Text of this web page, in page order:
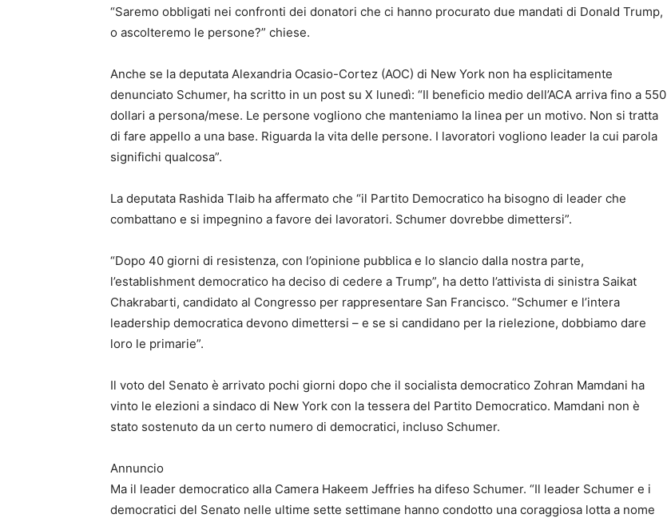
“Saremo obbligati nei confronti dei donatori che ci hanno procurato due mandati di Donald Trump,
o ascolteremo le persone?” chiese.
Anche se la deputata Alexandria Ocasio-Cortez (AOC) di New York non ha esplicitamente
denunciato Schumer, ha scritto in un post su X lunedì: “Il beneficio medio dell’ACA arriva fino a 550
dollari a persona/mese. Le persone vogliono che manteniamo la linea per un motivo. Non si tratta
di fare appello a una base. Riguarda la vita delle persone. I lavoratori vogliono leader la cui parola
significhi qualcosa”.
La deputata Rashida Tlaib ha affermato che “il Partito Democratico ha bisogno di leader che
combattano e si impegnino a favore dei lavoratori. Schumer dovrebbe dimettersi”.
“Dopo 40 giorni di resistenza, con l’opinione pubblica e lo slancio dalla nostra parte,
l’establishment democratico ha deciso di cedere a Trump”, ha detto l’attivista di sinistra Saikat
Chakrabarti, candidato al Congresso per rappresentare San Francisco. “Schumer e l’intera
leadership democratica devono dimettersi – e se si candidano per la rielezione, dobbiamo dare
loro le primarie”.
Il voto del Senato è arrivato pochi giorni dopo che il socialista democratico Zohran Mamdani ha
vinto le elezioni a sindaco di New York con la tessera del Partito Democratico. Mamdani non è
stato sostenuto da un certo numero di democratici, incluso Schumer.
Annuncio
Ma il leader democratico alla Camera Hakeem Jeffries ha difeso Schumer. “Il leader Schumer e i
democratici del Senato nelle ultime sette settimane hanno condotto una coraggiosa lotta a nome